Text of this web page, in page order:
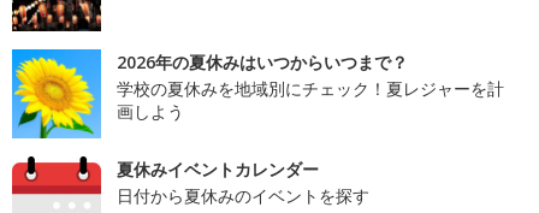
2026年の夏休みはいつからいつまで？
学校の夏休みを地域別にチェック！夏レジャーを計
画しよう
夏休みイベントカレンダー
日付から夏休みのイベントを探す